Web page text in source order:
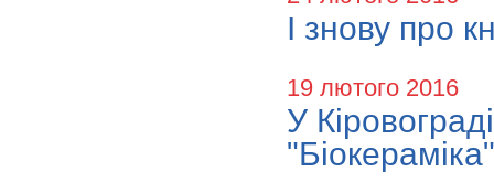
І знову про
19 лютого 2016
У
"Біокераміка"